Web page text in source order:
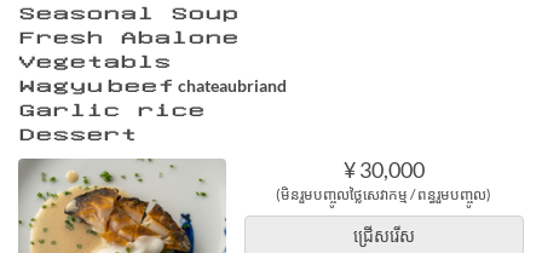
Ｓｅａｓｏｎａｌ Ｓｏｕｐ
Ｆｒｅｓｈ Ａｂａｌｏｎｅ
Ｖｅｇｅｔａｂｌｓ
Ｗａｇｙｕ ｂｅｅｆ chateaubriand
Ｇａｒｌｉｃ ｒｉｃｅ
Ｄｅｓｓｅｒｔ
¥ 30,000
(មិនរួមបញ្ចូលថ្លៃសេវាកម្ម / ពន្ធរួមបញ្ចូល)
ជ្រើសរើស